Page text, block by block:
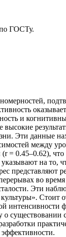
ГОСТу.
и
Эти данные
между
0.45–0.62),
на то,
во
Эти